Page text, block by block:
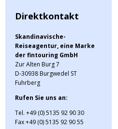
Direktkontakt
Skandinavische-
Reiseagentur, eine Marke
der fintouring GmbH
Zur Alten Burg 7
D-30938 Burgwedel ST
Fuhrberg
Rufen Sie uns an:
Tel. +49 (0) 5135 92 90 30
Fax +49 (0) 5135 92 90 55